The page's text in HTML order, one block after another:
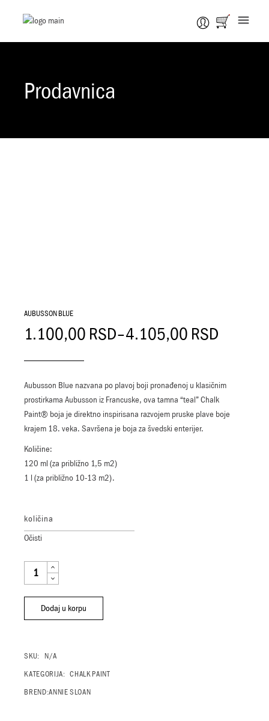
Prodavnica
AUBUSSON BLUE
1.100,00 RSD–4.105,00 RSD
Aubusson Blue nazvana po plavoj boji pronađenoj u klasičnim
prostirkama Aubusson iz Francuske, ova tamna “teal” Chalk
Paint® boja je direktno inspirisana razvojem pruske plave boje
krajem 18. veka. Savršena je boja za švedski enterijer.
Količine:
120 ml (za približno 1,5 m2)
1 l (za približno 10-13 m2).
količina
Očisti
AUBUSSON BLUE QUANTITY
Dodaj u korpu
SKU: N/A
KATEGORIJA: CHALK PAINT
BREND:ANNIE SLOAN